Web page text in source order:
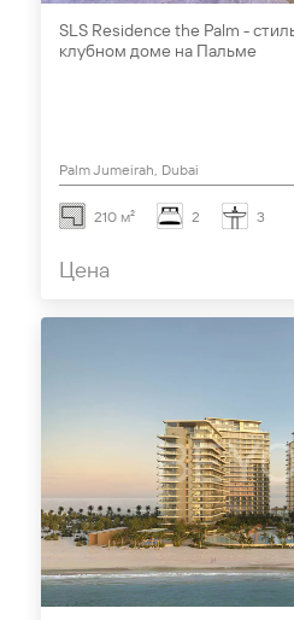
SLS Residence the Palm -
клубном доме на Пальме
Palm Jumeirah, Dubai
210 м² 2 3
Цена